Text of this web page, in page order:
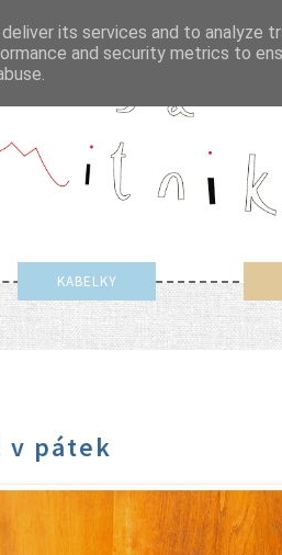
KABELKY
v pátek
its services and to analyze
and security metrics to